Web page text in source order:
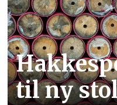
til ny